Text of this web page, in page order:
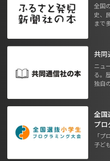
全国
史、
まで
共同
ニュ
る。
独自
全国
プロ
「
子ど